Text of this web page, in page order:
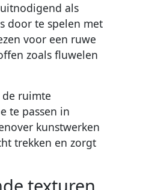
als
door te spelen met
voor een ruwe
zoals fluwelen
ruimte
te passen in
kunstwerken
trekken en zorgt